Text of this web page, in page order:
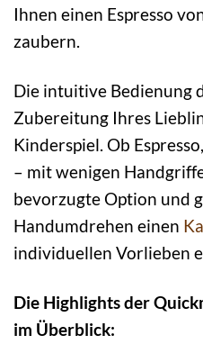
Ihnen einen Espresso
zaubern.
Die intuitive Bedienung
Zubereitung Ihres
Kinderspiel. Ob
– mit wenigen
bevorzugte Option und
Handumdrehen einen
individuellen Vorlieben
Die Highlights der
im Überblick: